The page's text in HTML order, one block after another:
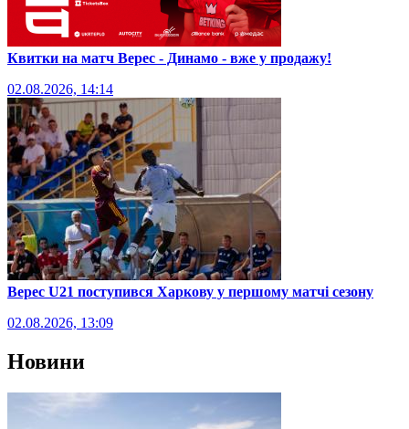
Квитки на матч Верес - Динамо - вже у продажу!
02.08.2026, 14:14
Верес U21 поступився Харкову у першому матчі сезону
02.08.2026, 13:09
Новини